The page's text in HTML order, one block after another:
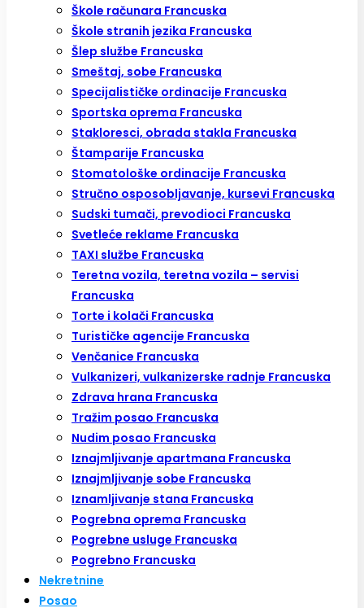
Škole računara Francuska
Škole stranih jezika Francuska
Šlep službe Francuska
Smeštaj, sobe Francuska
Specijalističke ordinacije Francuska
Sportska oprema Francuska
Stakloresci, obrada stakla Francuska
Štamparije Francuska
Stomatološke ordinacije Francuska
Stručno osposobljavanje, kursevi Francuska
Sudski tumači, prevodioci Francuska
Svetleće reklame Francuska
TAXI službe Francuska
Teretna vozila, teretna vozila – servisi
Francuska
Torte i kolači Francuska
Turističke agencije Francuska
Venčanice Francuska
Vulkanizeri, vulkanizerske radnje Francuska
Zdrava hrana Francuska
Tražim posao Francuska
Nudim posao Francuska
Iznajmljivanje apartmana Francuska
Iznajmljivanje sobe Francuska
Iznamljivanje stana Francuska
Pogrebna oprema Francuska
Pogrebne usluge Francuska
Pogrebno Francuska
Nekretnine
Posao